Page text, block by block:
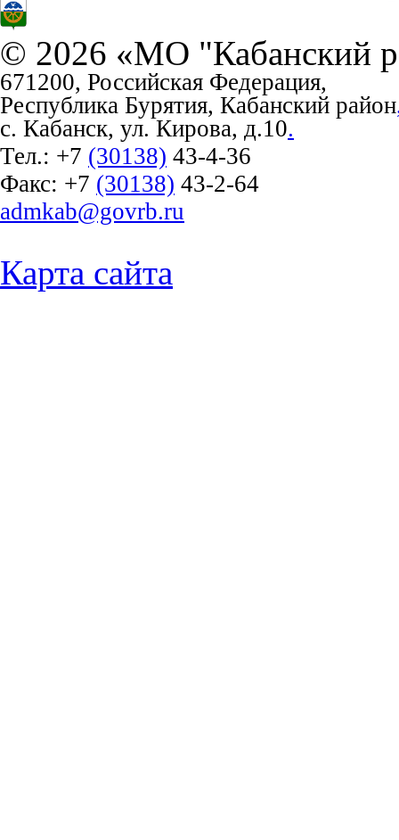
© 2026 «МО "Кабанский
671200, Российская Федерация,
Республика Бурятия, Кабанский район
с. Кабанск, ул. Кирова, д.10.
Тел.: +7 (30138) 43-4-36
Факс: +7 (30138) 43-2-64
admkab@govrb.ru
Карта сайта